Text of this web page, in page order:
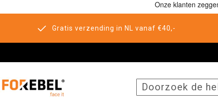
Gratis verzending in NL vanaf €40,-